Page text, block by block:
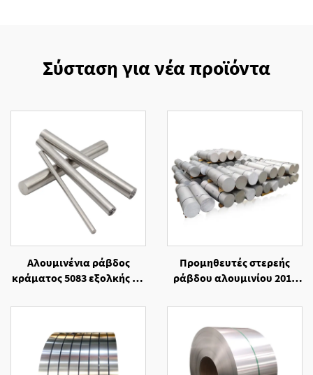
Σύσταση για νέα προϊόντα
Αλουμινένια ράβδος
κράματος 5083 εξολκής με
Προμηθευτές στερεής
ράβδου αλουμινίου 2014